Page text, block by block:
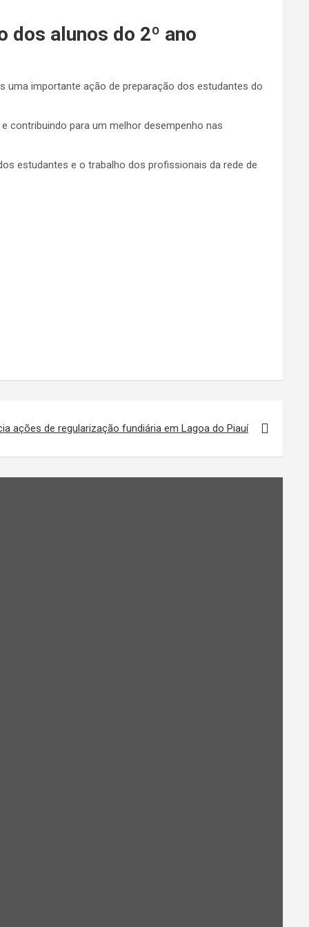
dos alunos do 2º ano
uma importante ação de preparação dos estudantes do
contribuindo para um melhor desempenho nas
estudantes e o trabalho dos profissionais da rede de
ações de regularização fundiária em Lagoa do Piauí